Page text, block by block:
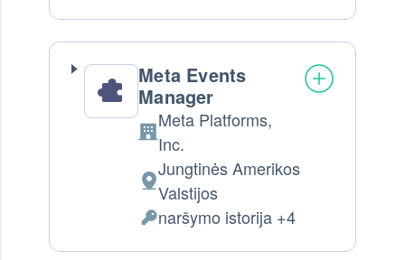
Meta Events
Manager
Company:
Meta Platforms,
Inc.
Tvarkymo vieta:
Jungtinės Amerikos
Valstijos
Tvarkomi Asmens Duomenys:
naršymo istorija +4